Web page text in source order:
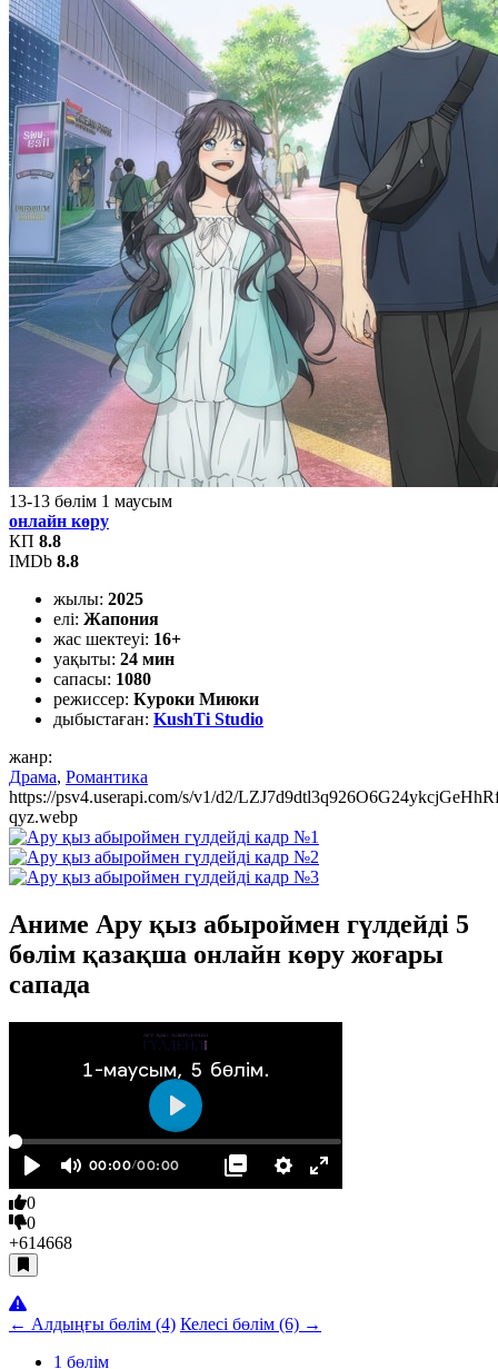
13-13 бөлім 1 маусым
онлайн көру
КП 8.8
IMDb 8.8
жылы: 2025
елі: Жапония
жас шектеуі: 16+
уақыты: 24 мин
сапасы: 1080
режиссер: Куроки Миюки
дыбыстаған: KushTi Studio
жанр:
Драма, Романтика
https://psv4.userapi.com/s/v1/d2/
qyz.webp
Аниме Ару қыз абыроймен гүлдейді 5
бөлім қазақша онлайн көру жоғары
сапада
0
0
+614668
← Алдыңғы бөлім (4) Келесі бөлім (6) →
1 бөлім